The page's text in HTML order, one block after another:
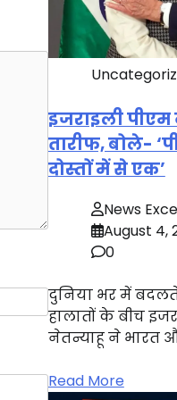
इजराइली
तारीफ, बोले-
दोस्तों में से एक’
News
August 4,
0
दुनिया भर में
हालातों के बीच
नेतन्याहू ने भारत
Read More